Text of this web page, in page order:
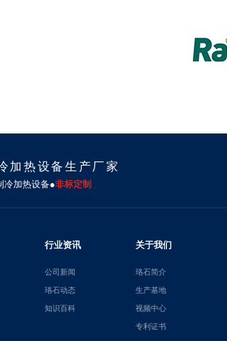
加热设备生产厂家
冷加热设备●非标定制
行业资讯
公司新闻
珞石动态
知识百科
关于我们
珞石简介
生产基地
视频中心
专利证书